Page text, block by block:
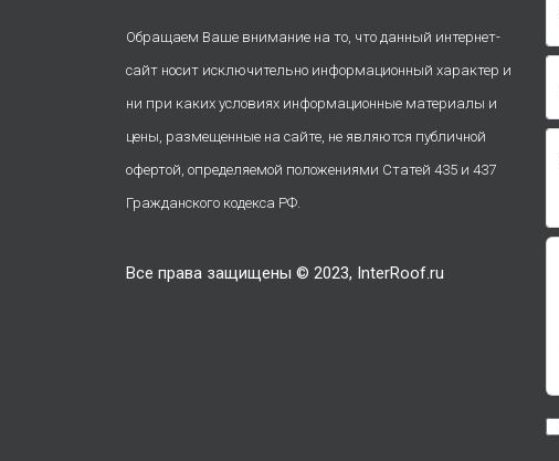
Обращаем Ваше внимание на то, что данный интернет-
сайт носит исключительно информационный характер и
ни при каких условиях информационные материалы и
цены, размещенные на сайте, не являются публичной
офертой, определяемой положениями Статей 435 и 437
Гражданского кодекса РФ.
Все права защищены © 2023, InterRoof.ru